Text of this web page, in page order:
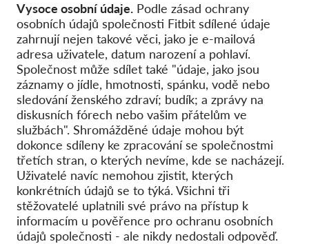
Vysoce osobní údaje. Podle zásad ochrany
osobních údajů společnosti Fitbit sdílené údaje
zahrnují nejen takové věci, jako je e-mailová
adresa uživatele, datum narození a pohlaví.
Společnost může sdílet také "údaje, jako jsou
záznamy o jídle, hmotnosti, spánku, vodě nebo
sledování ženského zdraví; budík; a zprávy na
diskusních fórech nebo vašim přátelům ve
službách". Shromážděné údaje mohou být
dokonce sdíleny ke zpracování se společnostmi
třetích stran, o kterých nevíme, kde se nacházejí.
Uživatelé navíc nemohou zjistit, kterých
konkrétních údajů se to týká. Všichni tři
stěžovatelé uplatnili své právo na přístup k
informacím u pověřence pro ochranu osobních
údajů společnosti - ale nikdy nedostali odpověď.